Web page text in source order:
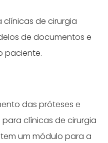
de cirurgia
de documentos e
paciente.
das próteses e
clínicas de cirurgia
um módulo para a